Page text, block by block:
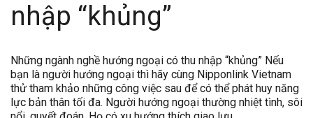
nhập “khủng”
Những ngành nghề hướng ngoại có thu nhập “khủng” Nếu
bạn là người hướng ngoại thì hãy cùng Nipponlink Vietnam
thử tham khảo những công việc sau để có thể phát huy năng
lực bản thân tối đa. Người hướng ngoại thường nhiệt tình, sôi